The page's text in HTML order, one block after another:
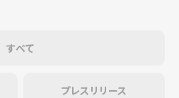
すべて
プレスリリース